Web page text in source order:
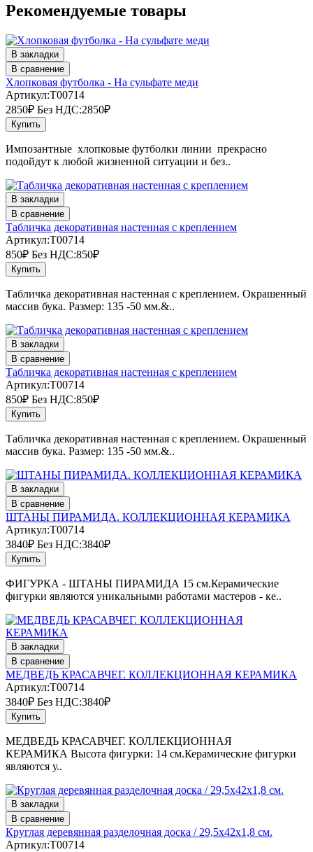
Рекомендуемые товары
В закладки
В сравнение
Хлопковая футболка - На сульфате меди
Артикул:T00714
2850₽ Без НДС:2850₽
Купить
Импозантные хлопковые футболки линии прекрасно
подойдут к любой жизненной ситуации и без..
В закладки
В сравнение
Табличка декоративная настенная с креплением
Артикул:T00714
850₽ Без НДС:850₽
Купить
Табличка декоративная настенная с креплением. Окрашенный
массив бука. Размер: 135 -50 мм.&..
В закладки
В сравнение
Табличка декоративная настенная с креплением
Артикул:T00714
850₽ Без НДС:850₽
Купить
Табличка декоративная настенная с креплением. Окрашенный
массив бука. Размер: 135 -50 мм.&..
В закладки
В сравнение
ШТАНЫ ПИРАМИДА. КОЛЛЕКЦИОННАЯ КЕРАМИКА
Артикул:T00714
3840₽ Без НДС:3840₽
Купить
ФИГУРКА - ШТАНЫ ПИРАМИДА 15 см.Керамические
фигурки являются уникальными работами мастеров - ке..
В закладки
В сравнение
МЕДВЕДЬ КРАСАВЧЕГ. КОЛЛЕКЦИОННАЯ КЕРАМИКА
Артикул:T00714
3840₽ Без НДС:3840₽
Купить
МЕДВЕДЬ КРАСАВЧЕГ. КОЛЛЕКЦИОННАЯ
КЕРАМИКА Высота фигурки: 14 см.Керамические фигурки
являются у..
В закладки
В сравнение
Круглая деревянная разделочная доска / 29,5х42х1,8 см.
Артикул:T00714